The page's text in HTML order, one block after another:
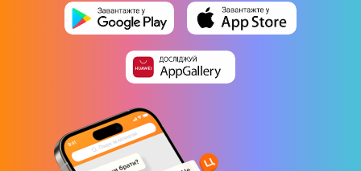
Полка для пляшок
Морозильне відділення
Розташування морозильної камери